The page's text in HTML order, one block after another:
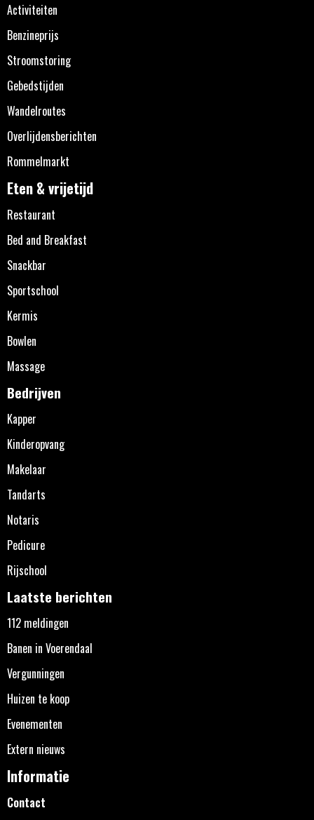
Activiteiten
Benzineprijs
Stroomstoring
Gebedstijden
Wandelroutes
Overlijdensberichten
Rommelmarkt
Eten & vrijetijd
Restaurant
Bed and Breakfast
Snackbar
Sportschool
Kermis
Bowlen
Massage
Bedrijven
Kapper
Kinderopvang
Makelaar
Tandarts
Notaris
Pedicure
Rijschool
Laatste berichten
112 meldingen
Banen in Voerendaal
Vergunningen
Huizen te koop
Evenementen
Extern nieuws
Informatie
Contact